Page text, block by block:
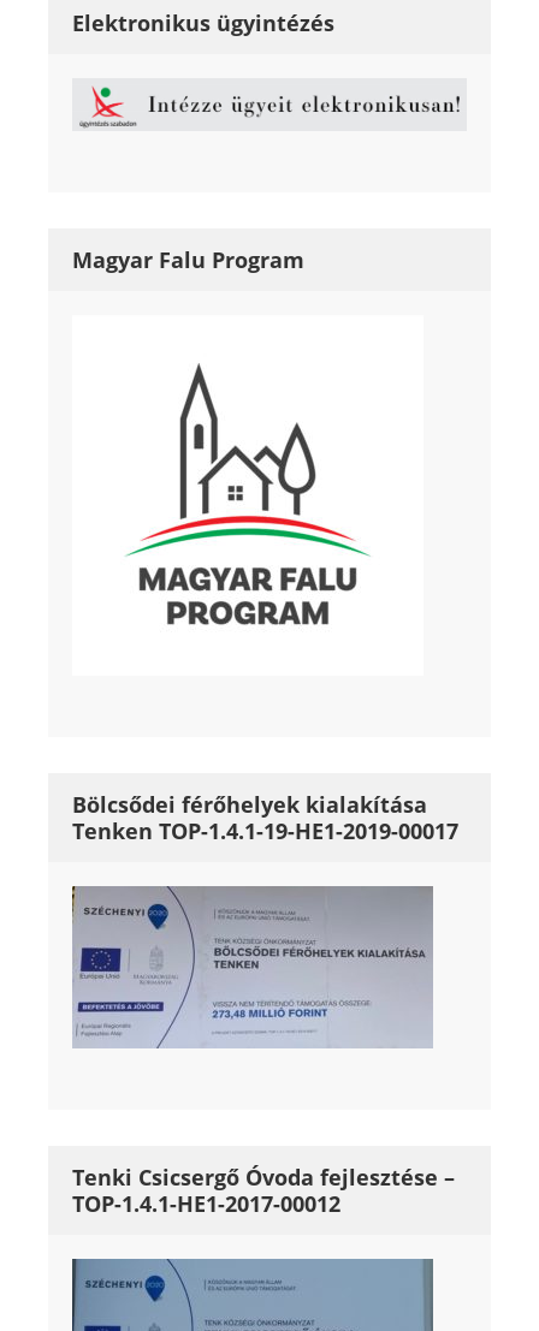
Elektronikus ügyintézés
Magyar Falu Program
Bölcsődei férőhelyek kialakítása
Tenken TOP-1.4.1-19-HE1-2019-00017
Tenki Csicsergő Óvoda fejlesztése –
TOP-1.4.1-HE1-2017-00012